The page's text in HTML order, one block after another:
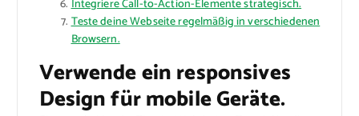
Integriere Call-to-Action-Elemente strategisch.
Teste deine Webseite regelmäßig in verschiedenen
Browsern.
Verwende ein responsives
Design für mobile Geräte.